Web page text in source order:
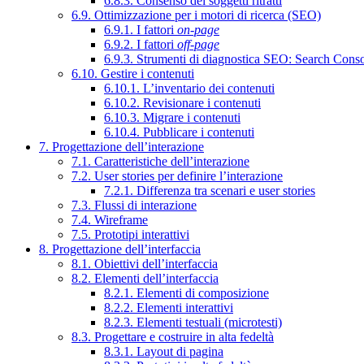
6.9. Ottimizzazione per i motori di ricerca (SEO)
6.9.1. I fattori on-page
6.9.2. I fattori off-page
6.9.3. Strumenti di diagnostica SEO: Search
6.10. Gestire i contenuti
6.10.1. L’inventario dei contenuti
6.10.2. Revisionare i contenuti
6.10.3. Migrare i contenuti
6.10.4. Pubblicare i contenuti
7. Progettazione dell’interazione
7.1. Caratteristiche dell’interazione
7.2. User stories per definire l’interazione
7.2.1. Differenza tra scenari e user stories
7.3. Flussi di interazione
7.4. Wireframe
7.5. Prototipi interattivi
8. Progettazione dell’interfaccia
8.1. Obiettivi dell’interfaccia
8.2. Elementi dell’interfaccia
8.2.1. Elementi di composizione
8.2.2. Elementi interattivi
8.2.3. Elementi testuali (microtesti)
8.3. Progettare e costruire in alta fedeltà
8.3.1. Layout di pagina